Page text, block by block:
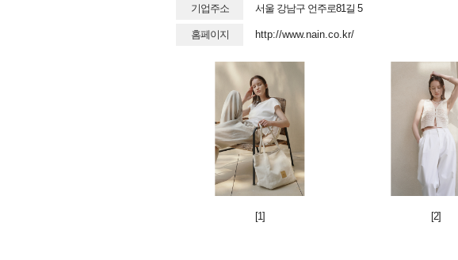
기업주소 서울 강남구 언주로81길 5
홈페이지 http://www.nain.co.kr/
[1] [2]